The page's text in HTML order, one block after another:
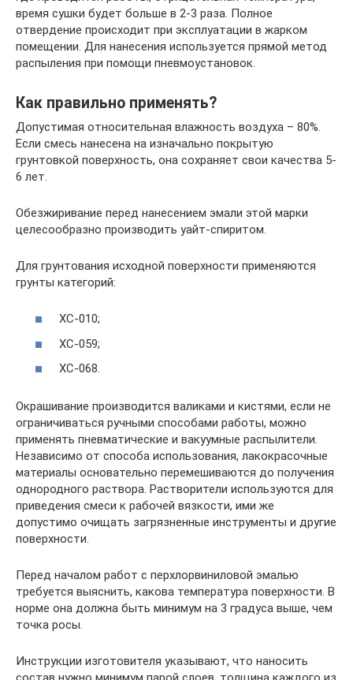
время сушки будет больше в 2-3 раза. Полное
отвердение происходит при эксплуатации в жарком
помещении. Для нанесения используется прямой метод
распыления при помощи пневмоустановок.
Как правильно применять?
Допустимая относительная влажность воздуха – 80%.
Если смесь нанесена на изначально покрытую
грунтовкой поверхность, она сохраняет свои качества 5-
6 лет.
Обезжиривание перед нанесением эмали этой марки
целесообразно производить уайт-спиритом.
Для грунтования исходной поверхности применяются
грунты категорий:
ХС-010;
ХС-059;
ХС-068.
Окрашивание производится валиками и кистями, если не
ограничиваться ручными способами работы, можно
применять пневматические и вакуумные распылители.
Независимо от способа использования, лакокрасочные
материалы основательно перемешиваются до получения
однородного раствора. Растворители используются для
приведения смеси к рабочей вязкости, ими же
допустимо очищать загрязненные инструменты и другие
поверхности.
Перед началом работ с перхлорвиниловой эмалью
требуется выяснить, какова температура поверхности. В
норме она должна быть минимум на 3 градуса выше, чем
точка росы.
Инструкции изготовителя указывают, что наносить